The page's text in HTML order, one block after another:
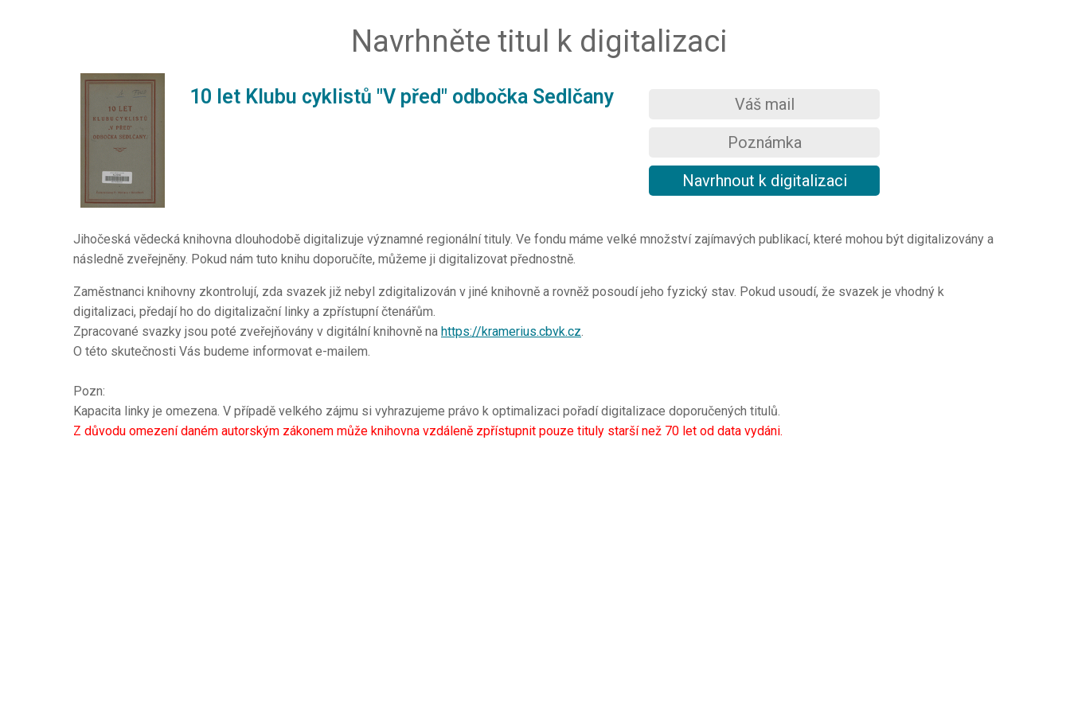
Navrhněte titul k digitalizaci
10 let Klubu cyklistů "V před" odbočka Sedlčany
Jihočeská vědecká knihovna dlouhodobě digitalizuje významné regionální tituly. Ve fondu máme velké množství zajímavých publikací, které mohou být digitalizovány a
následně zveřejněny. Pokud nám tuto knihu doporučíte, můžeme ji digitalizovat přednostně.
Zaměstnanci knihovny zkontrolují, zda svazek již nebyl zdigitalizován v jiné knihovně a rovněž posoudí jeho fyzický stav. Pokud usoudí, že svazek je vhodný k
digitalizaci, předají ho do digitalizační linky a zpřístupní čtenářům.
Zpracované svazky jsou poté zveřejňovány v digitální knihovně na https://kramerius.cbvk.cz.
O této skutečnosti Vás budeme informovat e-mailem.
Pozn:
Kapacita linky je omezena. V případě velkého zájmu si vyhrazujeme právo k optimalizaci pořadí digitalizace doporučených titulů.
Z důvodu omezení daném autorským zákonem může knihovna vzdáleně zpřístupnit pouze tituly starší než 70 let od data vydáni.